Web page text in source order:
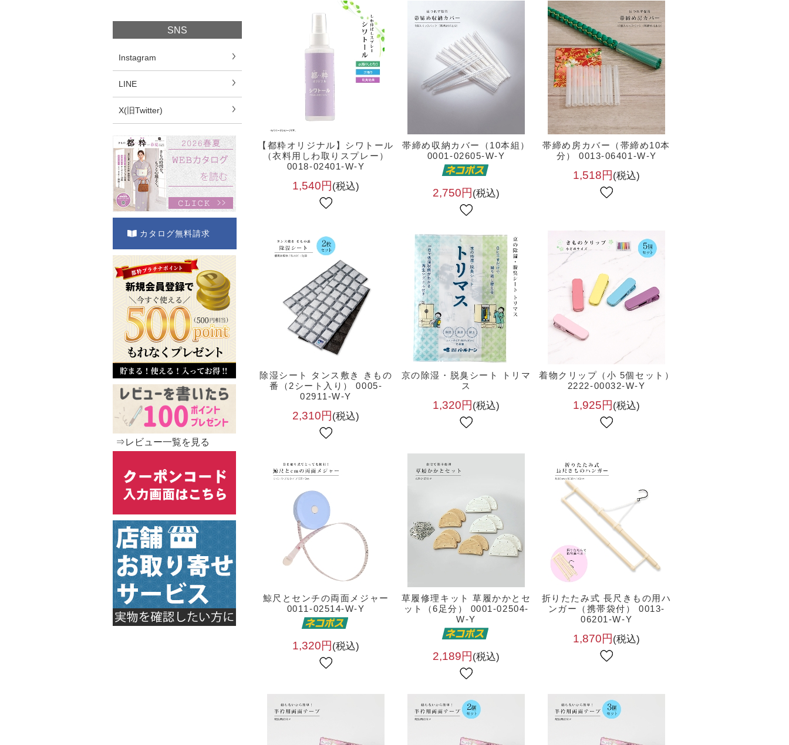
SNS
Instagram
LINE
X(旧Twitter)
カタログ無料請求
⇒レビュー一覧を見る
【都粋オリジナル】シワトール
（衣料用しわ取りスプレー）
0018-02401-W-Y
1,540円 (税込)
帯締め収納カバー（10本組）
0001-02605-W-Y
2,750円 (税込)
帯締め房カバー（帯締め10本
分） 0013-06401-W-Y
1,518円 (税込)
除湿シート タンス敷き きもの
番（2シート入り） 0005-
02911-W-Y
2,310円 (税込)
京の除湿・脱臭シート トリマ
ス
1,320円 (税込)
着物クリップ（小 5個セット）
2222-00032-W-Y
1,925円 (税込)
鯨尺とセンチの両面メジャー
0011-02514-W-Y
1,320円 (税込)
草履修理キット 草履かかとセ
ット（6足分） 0001-02504-
W-Y
2,189円 (税込)
折りたたみ式 長尺きもの用ハ
ンガー（携帯袋付） 0013-
06201-W-Y
1,870円 (税込)